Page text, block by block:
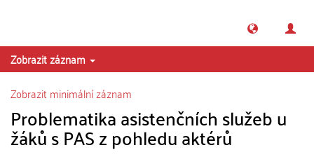
Zobrazit záznam
Zobrazit minimální záznam
Problematika asistenčních služeb u
žáků s PAS z pohledu aktérů